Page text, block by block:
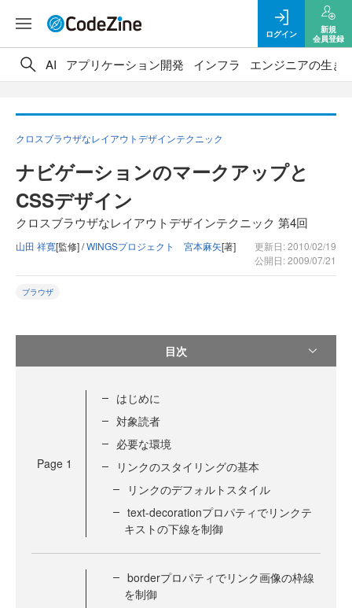
ログイン
新規
会員登録
AI アプリケーション開発 インフラ エンジニアの生き
クロスブラウザなレイアウトデザインテクニック
ナビゲーションのマークアップと
CSSデザイン
クロスブラウザなレイアウトデザインテクニック 第4回
山田 祥寛[監修] /WINGSプロジェクト 宮本麻矢[著]
更新日: 2010/02/19
公開日: 2009/07/21
ブラウザ
目次
Page 1
はじめに
対象読者
必要な環境
リンクのスタイリングの基本
リンクのデフォルトスタイル
text-decorationプロパティでリンクテ
キストの下線を制御
borderプロパティでリンク画像の枠線
を制御